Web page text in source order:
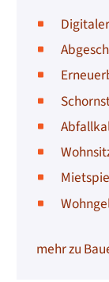
mehr zu